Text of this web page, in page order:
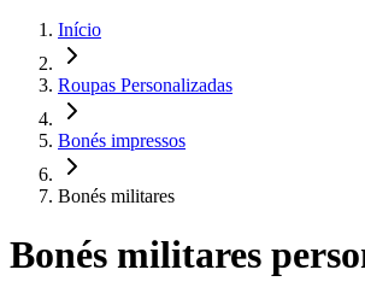
Início
Roupas Personalizadas
Bonés impressos
Bonés militares
Bonés militares